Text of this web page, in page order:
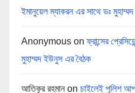
ইমানুয়েল ম্যাকরন এর সাথে ডঃ
Anonymous onফ্রান্সের
মুহাম্মদ ইউনুস এর বৈঠক
আতিকুর রহমান on চাইলেই পুলিশ